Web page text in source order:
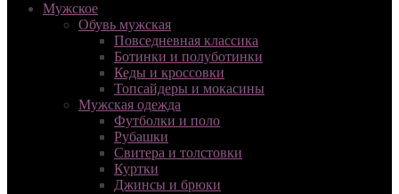
Мужское
Обувь мужская
Повседневная классика
Ботинки и полуботинки
Кеды и кроссовки
Топсайдеры и мокасины
Мужская одежда
Футболки и поло
Рубашки
Свитера и толстовки
Куртки
Джинсы и брюки